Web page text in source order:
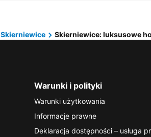
Skierniewice Skierniewice: luksusowe
Warunki i polityki
Warunki użytkowania
Informacje prawne
Deklaracja dostępności – usługa